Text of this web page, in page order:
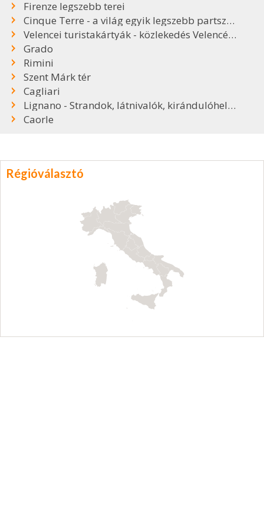
Firenze legszebb terei
Cinque Terre - a világ egyik legszebb partszakasza
Velencei turistakártyák - közlekedés Velencében
Grado
Rimini
Szent Márk tér
Cagliari
Lignano - Strandok, látnivalók, kirándulóhelyek
Caorle
Régióválasztó